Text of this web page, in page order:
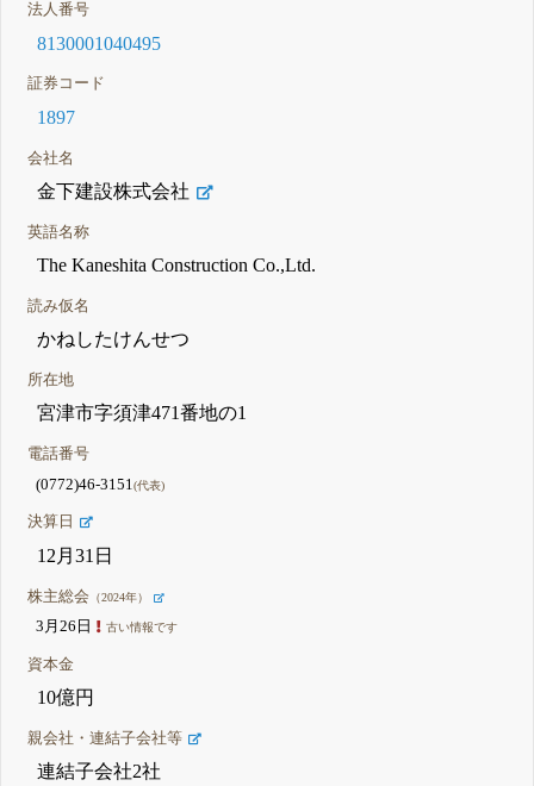
法人番号
8130001040495
証券コード
1897
会社名
金下建設株式会社
英語名称
The Kaneshita Construction Co.,Ltd.
読み仮名
かねしたけんせつ
所在地
宮津市字須津471番地の1
電話番号
(0772)46-3151 (代表)
決算日
12月31日
株主総会 （2024年）
3月26日 古い情報です
資本金
10億円
親会社・連結子会社等
連結子会社2社